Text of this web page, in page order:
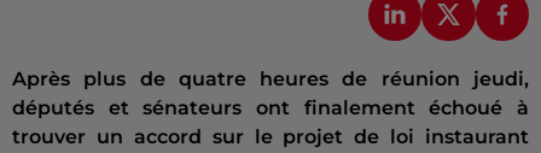
Après plus de quatre heures de réunion jeudi,
députés et sénateurs ont finalement échoué à
trouver un accord sur le projet de loi instaurant